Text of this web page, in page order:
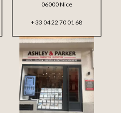
06000 Nice
+ 33 04 22 70 01 68